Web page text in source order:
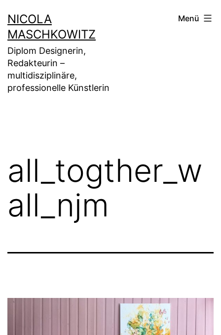
Inhalt
springen
NICOLA
MASCHKOWITZ
Diplom Designerin,
Redakteurin –
multidisziplinäre,
professionelle Künstlerin
Menü
all_togther_w
all_njm